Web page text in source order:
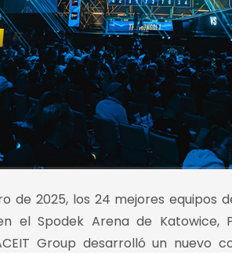
de 2025, los 24 mejores equipos
el Spodek Arena de Katowice,
Group desarrolló un